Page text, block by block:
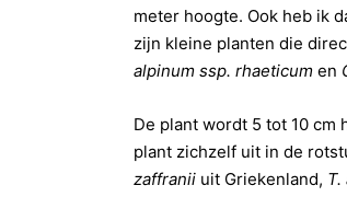
meter hoogte. Ook heb ik
zijn kleine planten die
alpinum ssp. rhaeticum en
De plant wordt 5 tot 10 cm
plant zichzelf uit in de
zaffranii uit Griekenland, T.